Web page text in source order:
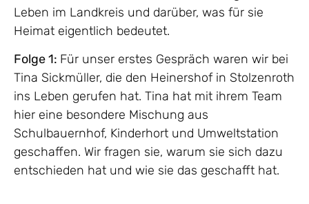
Leben im Landkreis und darüber, was für sie
Heimat eigentlich bedeutet.
Folge 1: Für unser erstes Gespräch waren wir bei
Tina Sickmüller, die den Heinershof in Stolzenroth
ins Leben gerufen hat. Tina hat mit ihrem Team
hier eine besondere Mischung aus
Schulbauernhof, Kinderhort und Umweltstation
geschaffen. Wir fragen sie, warum sie sich dazu
entschieden hat und wie sie das geschafft hat.